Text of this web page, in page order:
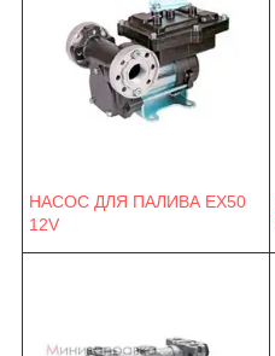
НАСОС ДЛЯ ПАЛИВА EX50
12V